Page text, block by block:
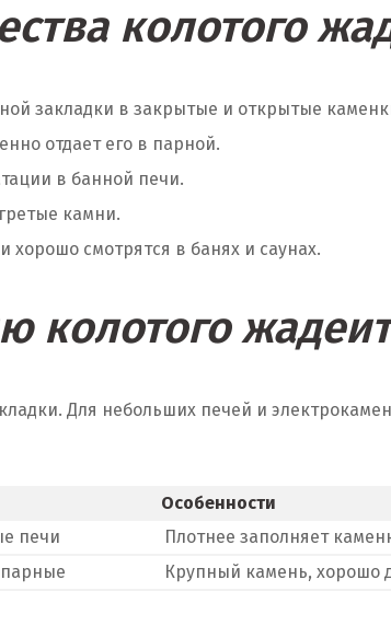
колотого
закладки в закрытые и открытые
отдает его в парной.
в банной печи.
камни.
хорошо смотрятся в банях и саунах.
колотого
Для небольших печей и
Особенности
печи
Плотнее заполняет
Крупный камень, хорошо